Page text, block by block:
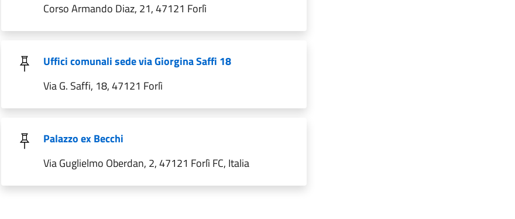
Corso Armando Diaz, 21, 47121 Forlì
Uffici comunali sede via Giorgina Saffi 18
Via G. Saffi, 18, 47121 Forlì
Palazzo ex Becchi
Via Guglielmo Oberdan, 2, 47121 Forlì FC, Italia